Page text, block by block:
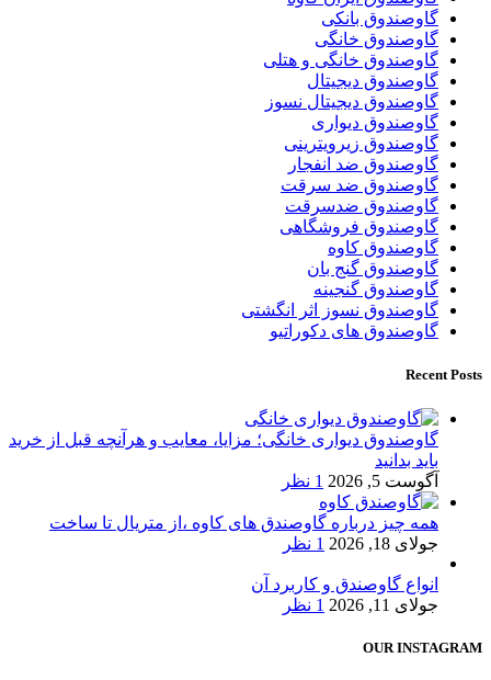
گاوصندوق بانکی
گاوصندوق خانگی
گاوصندوق خانگی و هتلی
گاوصندوق دیجیتال
گاوصندوق دیجیتال نسوز
گاوصندوق دیواری
گاوصندوق زیرویترینی
گاوصندوق ضد انفجار
گاوصندوق ضد سرقت
گاوصندوق ضدسرقت
گاوصندوق فروشگاهی
گاوصندوق کاوه
گاوصندوق گنج بان
گاوصندوق گنجینه
گاوصندوق نسوز اثر انگشتی
گاوصندوق های دکوراتیو
Recent Posts
گاوصندوق دیواری خانگی؛ مزایا، معایب و هرآنچه قبل از خرید
باید بدانید
آگوست 5, 2026
1 نظر
همه چیز درباره گاوصندق های کاوه ،از متریال تا ساخت
جولای 18, 2026
1 نظر
انواع گاوصندق و کاربرد آن
جولای 11, 2026
1 نظر
OUR INSTAGRAM